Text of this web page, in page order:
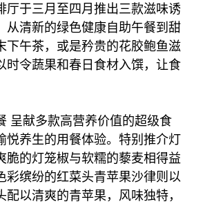
厅于三月至四月推出三款滋味诱
从清新的绿色健康自助午餐到甜
下午茶，或是矜贵的花胶鲍鱼滋
时令蔬果和春日食材入馔，让食
呈献多款高营养价值的超级食
悦养生的用餐体验。特别推介灯
脆的灯笼椒与软糯的藜麦相得益
彩缤纷的红菜头青苹果沙律则以
配以清爽的青苹果，风味独特，